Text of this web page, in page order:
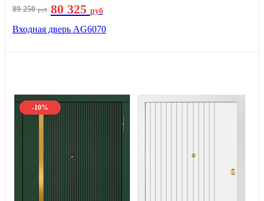
89 250руб 80 325 руб
Входная дверь AG6070
-10%